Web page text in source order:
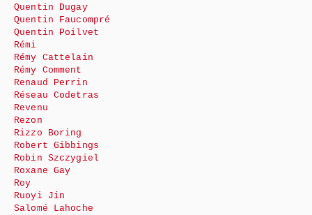
Quentin Dugay
Quentin Faucompré
Quentin Poilvet
Rémi
Rémy Cattelain
Rémy Comment
Renaud Perrin
Réseau Codetras
Revenu
Rezon
Rizzo Boring
Robert Gibbings
Robin Szczygiel
Roxane Gay
Roy
Ruoyi Jin
Salomé Lahoche